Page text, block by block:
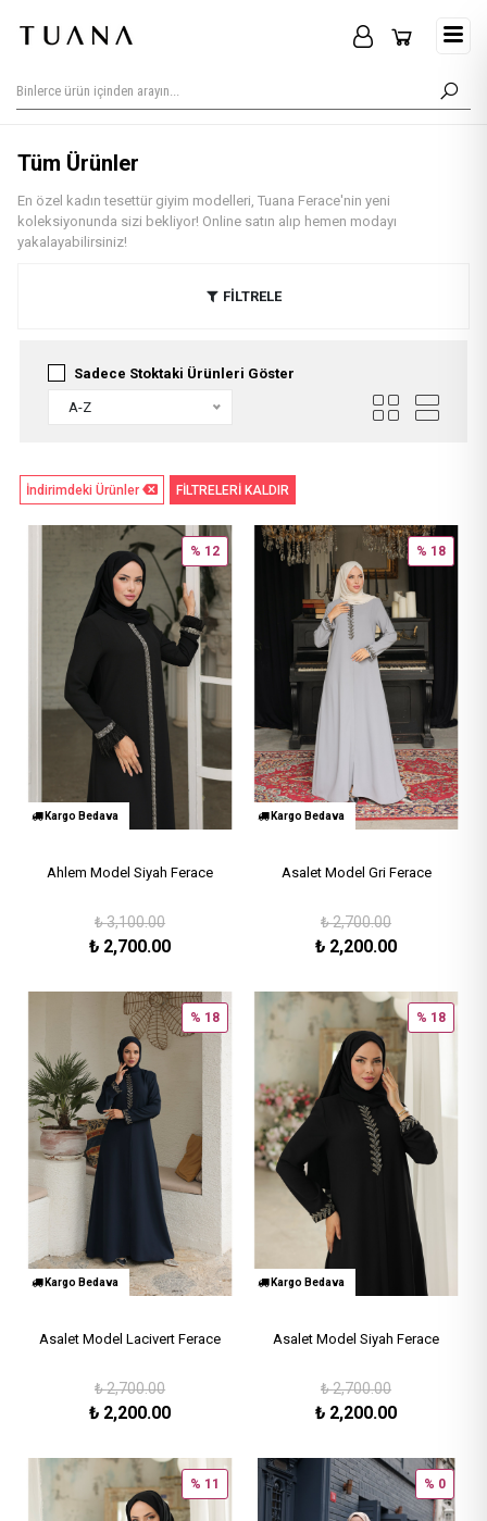
Tüm Ürünler
En özel kadın tesettür giyim modelleri, Tuana Ferace'nin yeni
koleksiyonunda sizi bekliyor! Online satın alıp hemen modayı
yakalayabilirsiniz!
FİLTRELE
Sadece Stoktaki Ürünleri Göster
A-Z
İndirimdeki Ürünler FİLTRELERİ KALDIR
Kargo Bedava
Ahlem Model Siyah Ferace
₺3,100.00
₺ 2,700.00
% 12
Kargo Bedava
Asalet Model Gri Ferace
₺2,700.00
₺ 2,200.00
% 18
Kargo Bedava
Asalet Model Lacivert Ferace
₺2,700.00
₺ 2,200.00
% 18
Kargo Bedava
Asalet Model Siyah Ferace
₺2,700.00
₺ 2,200.00
% 18
% 11 % 0